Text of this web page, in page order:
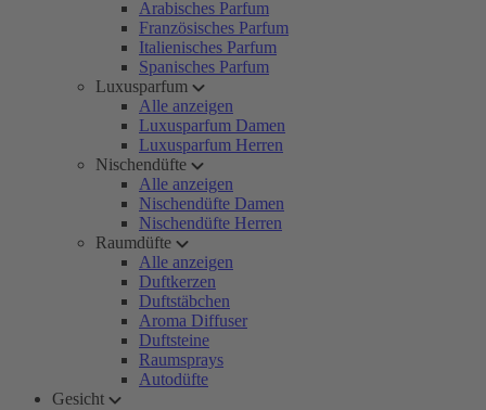
Arabisches Parfum
Französisches Parfum
Italienisches Parfum
Spanisches Parfum
Luxusparfum
Alle anzeigen
Luxusparfum Damen
Luxusparfum Herren
Nischendüfte
Alle anzeigen
Nischendüfte Damen
Nischendüfte Herren
Raumdüfte
Alle anzeigen
Duftkerzen
Duftstäbchen
Aroma Diffuser
Duftsteine
Raumsprays
Autodüfte
Gesicht